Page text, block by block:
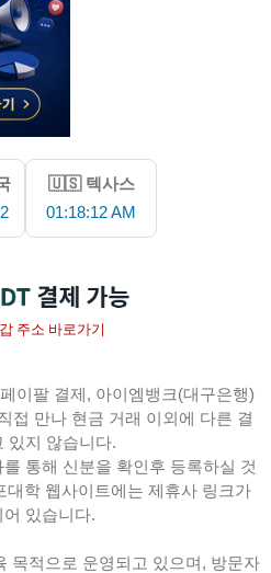
🇺🇸 텍사스
01:18:13 AM
주소 바로가기
이팔 결제, 아이엠뱅크(대구은행)
접 만나 현금 거래 이외에 다른 결
있지 않습니다.
통해 신분을 확인후 등록하실 것
대학 웹사이트에는 제휴사 링크가
어 있습니다.
목적으로 운영되고 있으며, 방문자